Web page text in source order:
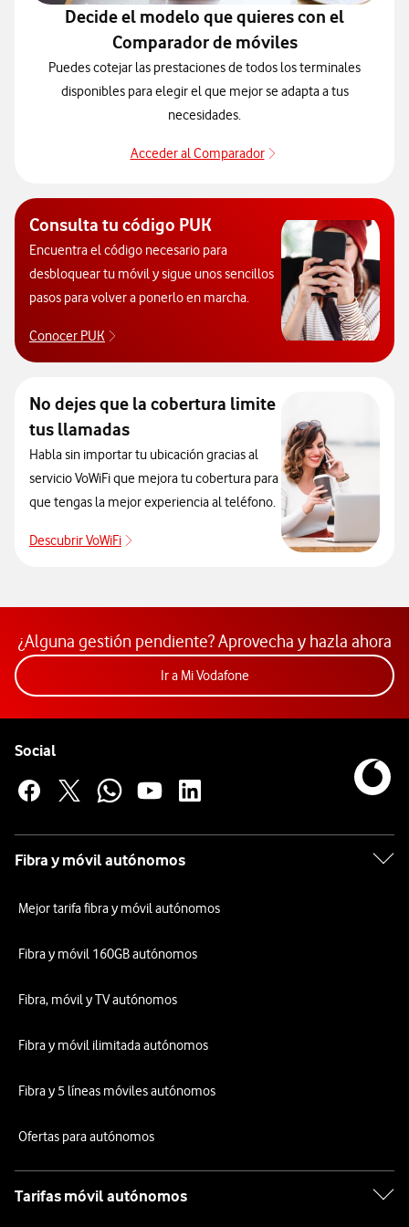
Decide el modelo que quieres con el
Comparador de móviles
Puedes cotejar las prestaciones de todos los terminales
disponibles para elegir el que mejor se adapta a tus
necesidades.
Acceder al Comparador
Consulta tu código PUK
Encuentra el código necesario para
desbloquear tu móvil y sigue unos sencillos
pasos para volver a ponerlo en marcha.
Conocer PUK
Para poder consultar el código PUK y
No dejes que la cobertura limite
tus llamadas
Habla sin importar tu ubicación gracias al
servicio VoWiFi que mejora tu cobertura para
que tengas la mejor experiencia al teléfono.
Descubrir VoWiFi
Pulsar para consultar el servicio que soluciona
¿Alguna gestión pendiente? Aprovecha y hazla ahora
Ir a Mi VodafoneAcceder a la app Mi
Social
Fibra y móvil autónomos
Mejor tarifa fibra y móvil autónomos
Fibra y móvil 160GB autónomos
Fibra, móvil y TV autónomos
Fibra y móvil ilimitada autónomos
Fibra y 5 líneas móviles autónomos
Ofertas para autónomos
Tarifas móvil autónomos